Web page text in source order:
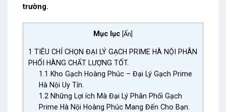
trường.
Mục lục Ẩn
1 TIÊU CHÍ CHỌN ĐẠI LÝ GẠCH PRIME HÀ NỘI PHÂN
PHỐI HÀNG CHẤT LƯỢNG TỐT.
1.1 Kho Gạch Hoàng Phúc – Đại Lý Gạch Prime
Hà Nội Uy Tín.
1.2 Những Lợi ích Mà Đại Lý Phân Phối Gạch
Prime Hà Nội Hoàng Phúc Mang Đến Cho Bạn.